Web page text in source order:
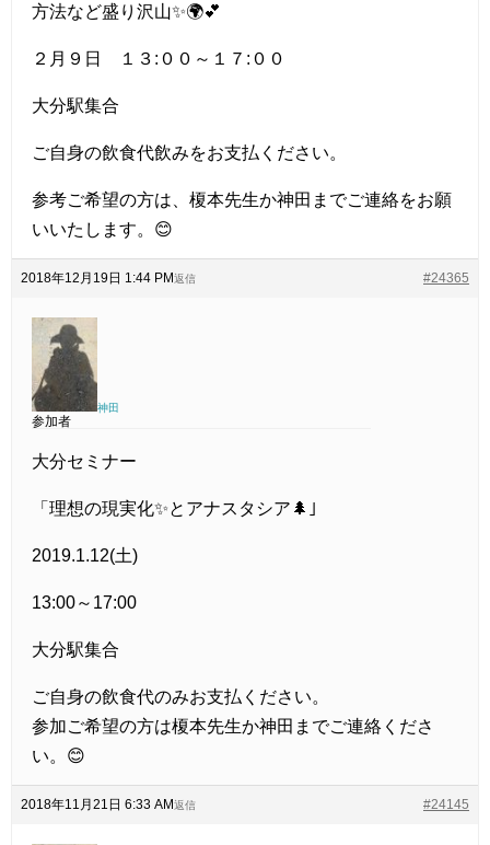
方法など盛り沢山✨🌍💕
２月９日 １３:００～１７:００
大分駅集合
ご自身の飲食代飲みをお支払ください。
参考ご希望の方は、榎本先生か神田までご連絡をお願
いいたします。😊
2018年12月19日 1:44 PM #24365
返信
神田
参加者
大分セミナー
「理想の現実化✨とアナスタシア🌲｣
2019.1.12(土)
13:00～17:00
大分駅集合
ご自身の飲食代のみお支払ください。
参加ご希望の方は榎本先生か神田までご連絡くださ
い。😊
2018年11月21日 6:33 AM #24145
返信